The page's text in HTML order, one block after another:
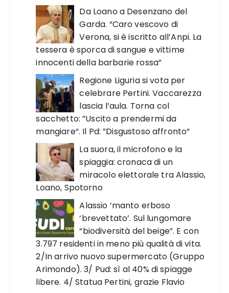
Da Loano a Desenzano del
Garda. “Caro vescovo di
Verona, si è iscritto all’Anpi. La
tessera è sporca di sangue e vittime
innocenti della barbarie rossa”
Regione Liguria si vota per
celebrare Pertini. Vaccarezza
lascia l’aula. Torna col
sacchetto: ”Uscito a prendermi da
mangiare“. Il Pd: ”Disgustoso affronto“
La suora, il microfono e la
spiaggia: cronaca di un
miracolo elettorale tra Alassio,
Loano, Spotorno
Alassio ‘manto erboso
‘brevettato’. Sul lungomare
“biodiversità del beige”. E con
3.797 residenti in meno più qualità di vita.
2/In arrivo nuovo supermercato (Gruppo
Arimondo). 3/ Pud: sì al 40% di spiagge
libere. 4/ Statua Pertini, grazie Flavio